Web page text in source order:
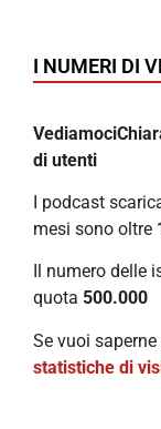
I NUMERI DI
di utenti
I podcast
mesi sono oltre
Il numero
quota 500.000
Se vuoi
statistiche di